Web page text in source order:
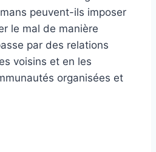
peuvent-ils imposer
le mal de manière
par des relations
voisins et en les
organisées et